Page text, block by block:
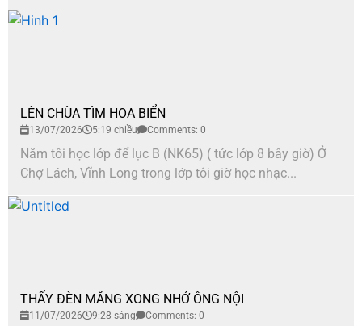
LÊN CHÙA TÌM HOA BIỂN
13/07/2026 5:19 chiều Comments: 0
Năm tôi học lớp để lục B (NK65) ( tức lớp 8 bây giờ) Ở
Chợ Lách, Vĩnh Long trong lớp tôi giờ học nhạc...
THẤY ĐÈN MĂNG XONG NHỚ ÔNG NỘI
11/07/2026 9:28 sáng Comments: 0